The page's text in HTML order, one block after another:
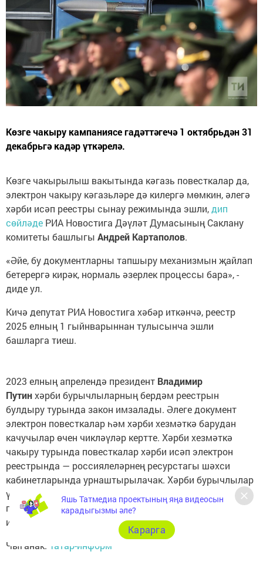
Көзге чакыру кампаниясе гадәттәгечә 1 октябрьдән 31
декабрьгә кадәр үткәрелә.
Көзге чакырылыш вакытында кәгазь повесткалар да,
электрон чакыру кәгазьләре дә килергә мөмкин, әлегә
хәрби исәп реестры сынау режимында эшли,дип
сөйләде РИА Новостига Дәүләт Думасының Саклану
комитеты башлыгы Андрей Картаполов.
«Әйе, бу документларны тапшыру механизмын җайлап
бетерергә кирәк, нормаль әзерлек процессы бара», -
диде ул.
Кичә депутат РИА Новостига хәбәр иткәнчә, реестр
2025 елның 1 гыйнварыннан тулысынча эшли
башларга тиеш.
2023 елның апрелендә президент Владимир
Путинхәрби бурычлыларның бердәм реестрын
булдыру турында закон имзалады. Әлеге документ
электрон повесткалар һәм хәрби хезмәткә барудан
качучылар өчен чикләүләр кертте. Хәрби хезмәткә
чакыру турында повесткалар хәрби исәп электрон
реестрында — россиялеләрнең ресурстагы шәхси
кабинетларында урнаштырылачак. Хәрби бурычлылар
үзләре турында мәгълүматны «Дәүләт хезмәтләре»
порталы аша яки хәрби комиссариатка мөрәҗәгать
итеп төзәтә алачак.
Чыганак: Татар-информ
Яшь Татмедиа проектының яңа видеосын
карадыгызмы әле?
Карарга